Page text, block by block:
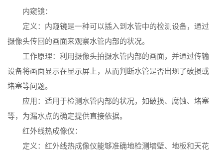
内窥镜：
定义：内窥镜是一种可以插入到水管中的检测设备，通过
摄像头传回的画面来观察水管内部的状况。
工作原理：利用摄像头拍摄水管内部的画面，并通过传输
设备将画面显示在显示屏上，从而判断水管是否出现了破损或
堵塞等问题。
应用：适用于检测水管内部的状况，如破损、腐蚀、堵塞
等，为漏水点的确定提供直接依据。
红外线热成像仪：
定义：红外线热成像仪能够准确地检测墙壁、地板和天花